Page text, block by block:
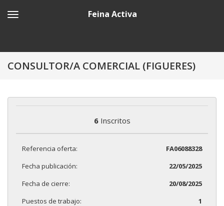
Feina Activa
CONSULTOR/A COMERCIAL (FIGUERES)
6Inscritos
Referencia oferta:
FA06088328
Fecha publicación:
22/05/2025
Fecha de cierre:
20/08/2025
Puestos de trabajo:
1